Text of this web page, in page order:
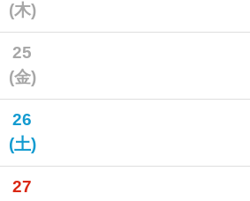
(木)
25
(金)
26
(土)
27